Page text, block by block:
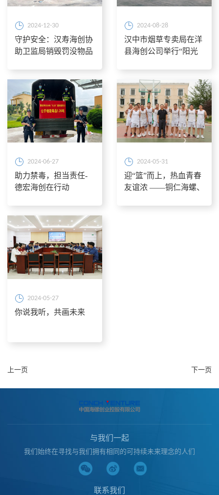
2024-12-30
守护安全：汉寿海创协
助卫监局销毁罚没物品
2024-08-28
汉中市烟草专卖局在洋
县海创公司举行“阳光
2024-06-27
助力禁毒，担当责任-
德宏海创在行动
2024-05-31
迎“篮”而上，热血青春
友谊浓 ——铜仁海螺、
2024-05-27
你说我听，共画未来
上一页 下一页
与我们一起
我们始终在寻找与我们拥有相同的可持续未来理念的人们
联系我们